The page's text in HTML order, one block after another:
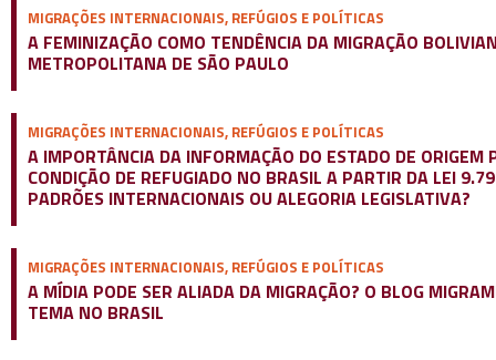
MIGRAÇÕES INTERNACIONAIS, REFÚGIOS E POLÍTICAS
A FEMINIZAÇÃO COMO TENDÊNCIA DA MIGRAÇÃO
METROPOLITANA DE SÃO PAULO
MIGRAÇÕES INTERNACIONAIS, REFÚGIOS E POLÍTICAS
A IMPORTÂNCIA DA INFORMAÇÃO DO ESTADO DE ORIGEM
CONDIÇÃO DE REFUGIADO NO BRASIL A PARTIR DA LEI
PADRÕES INTERNACIONAIS OU ALEGORIA LEGISLATIVA?
MIGRAÇÕES INTERNACIONAIS, REFÚGIOS E POLÍTICAS
A MÍDIA PODE SER ALIADA DA MIGRAÇÃO? O BLOG
TEMA NO BRASIL